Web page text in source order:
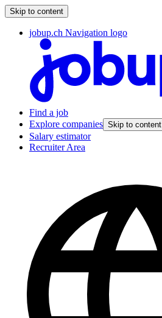
Skip to content
jobup.ch Navigation logo
Find a job
Explore companies Skip to content
Salary estimator
Recruiter Area